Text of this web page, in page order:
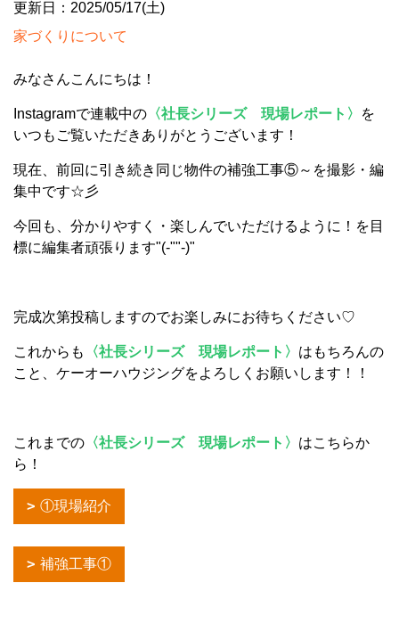
更新日：2025/05/17(土)
家づくりについて
みなさんこんにちは！
Instagramで連載中の 〈社長シリーズ 現場レポート〉
を
いつもご覧いただきありがとうございます！
現在、前回に引き続き同じ物件の補強工事⑤～を撮影・編
集中です☆彡
今回も、分かりやすく・楽しんでいただけるように！を目
標に編集者頑張ります"(-""-)"
完成次第投稿しますのでお楽しみにお待ちください♡
これからも 〈社長シリーズ 現場レポート〉 はもちろんの
こと、ケーオーハウジングをよろしくお願いします！！
これまでの 〈社長シリーズ 現場レポート〉 はこちらか
ら！
①現場紹介
補強工事①